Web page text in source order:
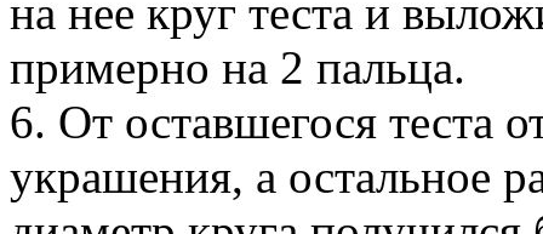
на нее круг теста и
примерно на 2 пальца.
6. От оставшегося теста
украшения, а остальное